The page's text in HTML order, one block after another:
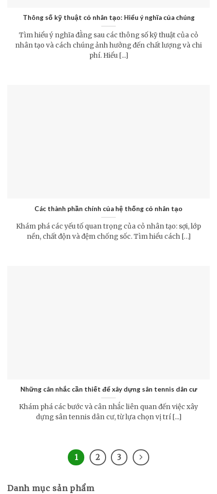
Thông số kỹ thuật cỏ nhân tạo: Hiểu ý nghĩa của chúng
Tìm hiểu ý nghĩa đằng sau các thông số kỹ thuật của cỏ
nhân tạo và cách chúng ảnh hưởng đến chất lượng và chi
phí. Hiểu [...]
Các thành phần chính của hệ thống cỏ nhân tạo
Khám phá các yếu tố quan trọng của cỏ nhân tạo: sợi, lớp
nền, chất độn và đệm chống sốc. Tìm hiểu cách […]
Những cân nhắc cần thiết để xây dựng sân tennis dân cư
Khám phá các bước và cân nhắc liên quan đến việc xây
dựng sân tennis dân cư, từ lựa chọn vị trí [...]
1 2 3
Danh mục sản phẩm